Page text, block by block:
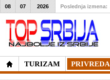
TURIZAM PRIVREDA
08 07 2026 Poslednja izmena: